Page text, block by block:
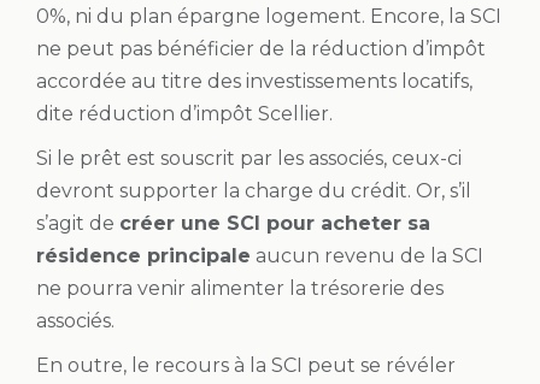
0%, ni du plan épargne logement. Encore, la SCI
ne peut pas bénéficier de la réduction d’impôt
accordée au titre des investissements locatifs,
dite réduction d’impôt Scellier.
Si le prêt est souscrit par les associés, ceux-ci
devront supporter la charge du crédit. Or, s’il
s’agit de créer une SCI pour acheter sa
résidence principale aucun revenu de la SCI
ne pourra venir alimenter la trésorerie des
associés.
En outre, le recours à la SCI peut se révéler